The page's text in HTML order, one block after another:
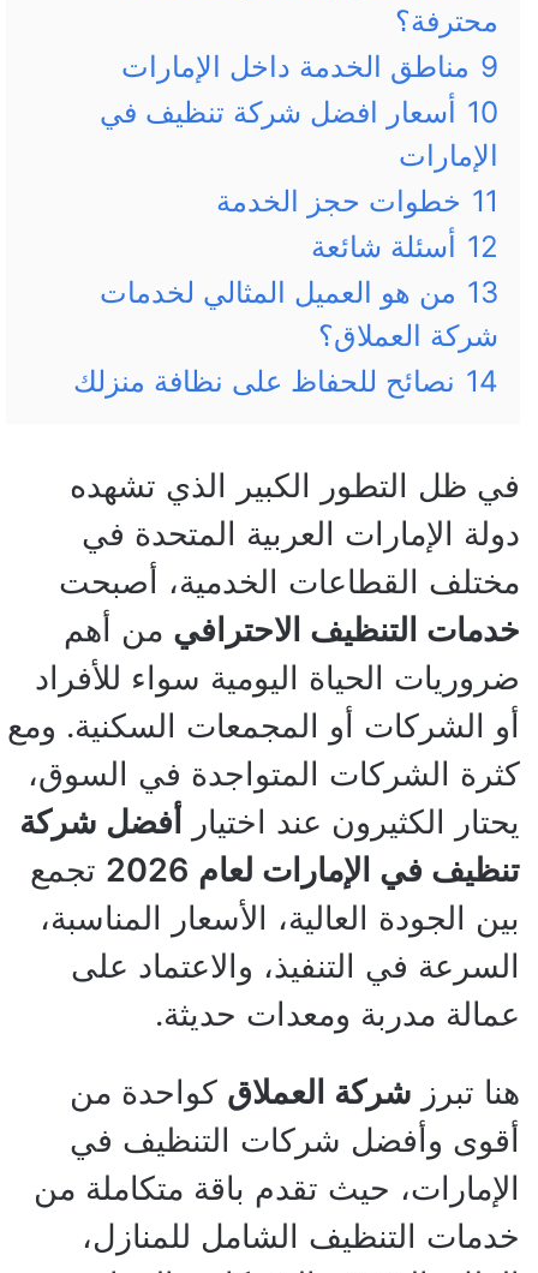
محترفة؟
9 مناطق الخدمة داخل الإمارات
10 أسعار افضل شركة تنظيف في
الإمارات
11 خطوات حجز الخدمة
12 أسئلة شائعة
13 من هو العميل المثالي لخدمات
شركة العملاق؟
14 نصائح للحفاظ على نظافة منزلك
في ظل التطور الكبير الذي تشهده
دولة الإمارات العربية المتحدة في
مختلف القطاعات الخدمية، أصبحت
خدمات التنظيف الاحترافي من أهم
ضروريات الحياة اليومية سواء للأفراد
أو الشركات أو المجمعات السكنية. ومع
كثرة الشركات المتواجدة في السوق،
يحتار الكثيرون عند اختيار أفضل شركة
تنظيف في الإمارات لعام 2026
تجمع
بين الجودة العالية، الأسعار المناسبة،
السرعة في التنفيذ، والاعتماد على
عمالة مدربة ومعدات حديثة.
هنا تبرز شركة العملاق كواحدة من
أقوى وأفضل شركات التنظيف في
الإمارات، حيث تقدم باقة متكاملة من
خدمات التنظيف الشامل للمنازل،